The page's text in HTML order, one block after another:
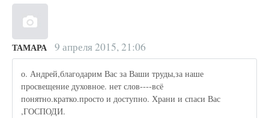
ТАМАРА 9 апреля 2015, 21:06
о. Андрей,благодарим Вас за Ваши труды,за наше
просвещение духовное. нет слов----всё
понятно.кратко.просто и доступно. Храни и спаси Вас
,ГОСПОДИ.